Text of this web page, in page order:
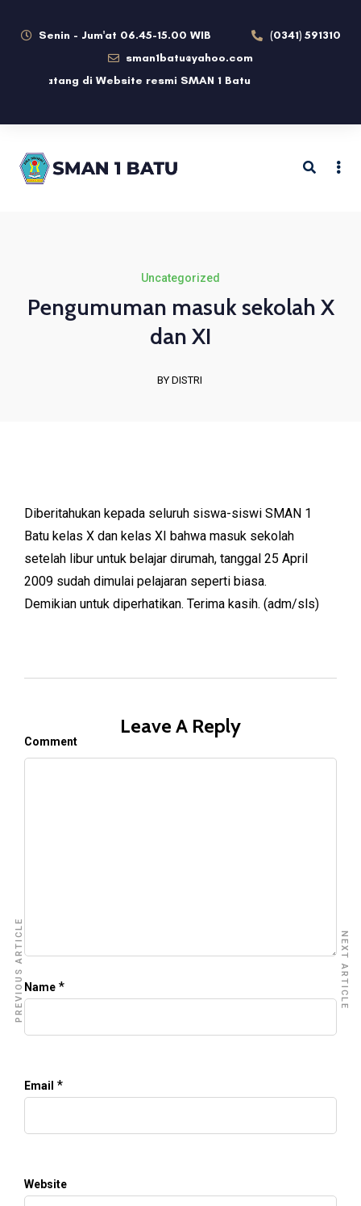
Senin - Jum'at 06.45-15.00 WIB
(0341) 591310
sman1batu@yahoo.com
datang di Website resmi SMAN 1 Batu
Uncategorized
Pengumuman masuk sekolah X
dan XI
BY DISTRI
Diberitahukan kepada seluruh siswa-siswi SMAN 1
Batu kelas X dan kelas XI bahwa masuk sekolah
setelah libur untuk belajar dirumah, tanggal 25 April
2009 sudah dimulai pelajaran seperti biasa.
Demikian untuk diperhatikan. Terima kasih. (adm/sls)
Leave A Reply
Comment
Name *
Email *
Website
PREVIOUS ARTICLE NEXT ARTICLE